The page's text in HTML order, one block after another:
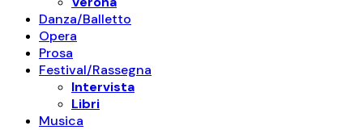
Danza/Balletto
Opera
Prosa
Festival/Rassegna
Intervista
Libri
Musica